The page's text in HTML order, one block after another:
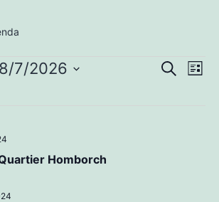
Recherche
Liste
8/7/2026
Homborch